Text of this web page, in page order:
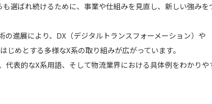
選ばれ続けるために、事業や仕組みを見直し、新しい強みを
進展により、DX（デジタルトランスフォーメーション）や
めとする多様なX系の取り組みが広がっています。
代表的なX系用語、そして物流業界における具体例をわかりや